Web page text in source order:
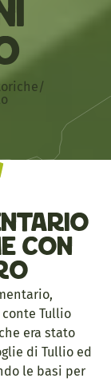
/
con
Tullio
era stato
di Tullio ed
le basi per